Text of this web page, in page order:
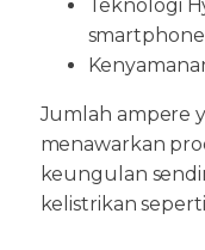
Teknologi
Jumlah ampere
menawarkan
keungulan
kelistrikan